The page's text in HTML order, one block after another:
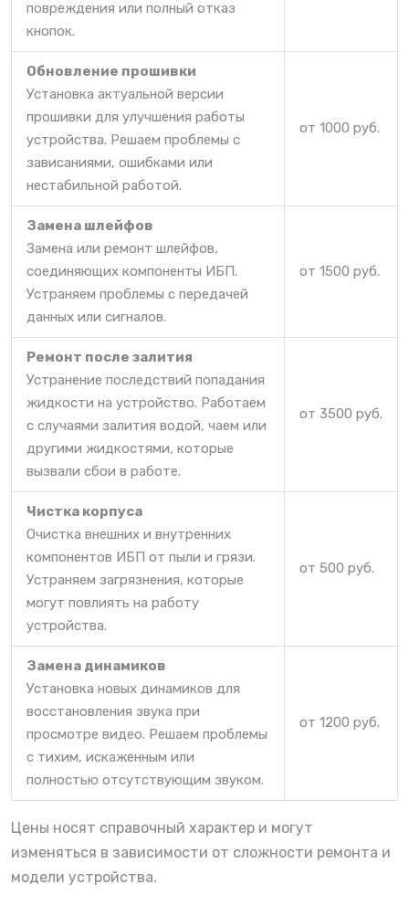
повреждения или полный отказ
кнопок.
Обновление прошивки
Установка актуальной версии
прошивки для улучшения работы
устройства. Решаем проблемы с
зависаниями, ошибками или
нестабильной работой.
от 1000 руб.
Замена шлейфов
Замена или ремонт шлейфов,
соединяющих компоненты ИБП.
Устраняем проблемы с передачей
данных или сигналов.
от 1500 руб.
Ремонт после залития
Устранение последствий попадания
жидкости на устройство. Работаем
с случаями залития водой, чаем или
другими жидкостями, которые
вызвали сбои в работе.
от 3500 руб.
Чистка корпуса
Очистка внешних и внутренних
компонентов ИБП от пыли и грязи.
Устраняем загрязнения, которые
могут повлиять на работу
устройства.
от 500 руб.
Замена динамиков
Установка новых динамиков для
восстановления звука при
просмотре видео. Решаем проблемы
с тихим, искаженным или
полностью отсутствующим звуком.
от 1200 руб.
Цены носят справочный характер и могут
изменяться в зависимости от сложности ремонта и
модели устройства.